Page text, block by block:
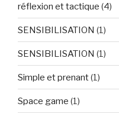
réflexion et tactique (4)
SENSIBILISATION (1)
SENSIBILISATION (1)
Simple et prenant(1)
Space game (1)